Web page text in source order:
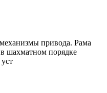
привода. Рама
шахматном порядке